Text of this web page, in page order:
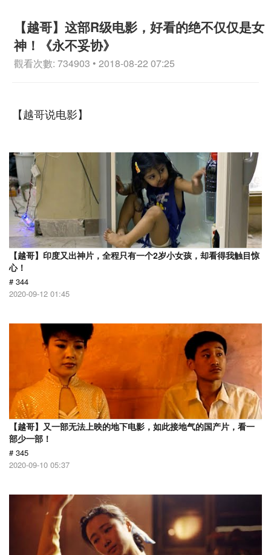
【越哥】这部R级电影，好看的绝不仅仅是女
神！《永不妥协》
觀看次數: 734903 • 2018-08-22 07:25
【越哥说电影】
【越哥】印度又出神片，全程只有一个2岁小女孩，却看得我触目惊
心！
# 344
2020-09-12 01:45
【越哥】又一部无法上映的地下电影，如此接地气的国产片，看一
部少一部！
# 345
2020-09-10 05:37